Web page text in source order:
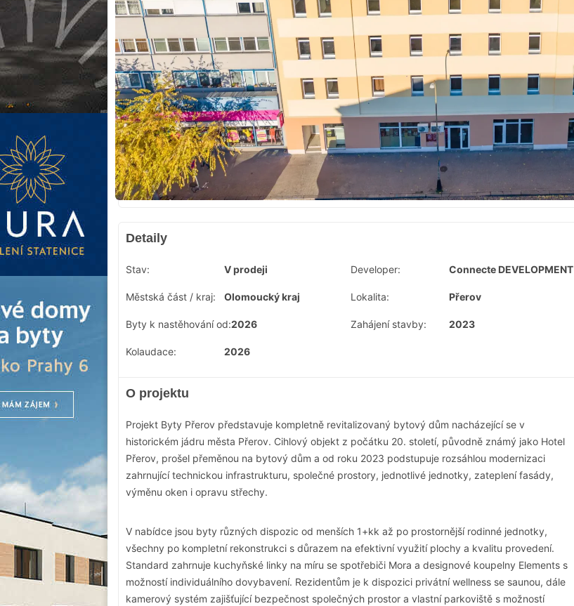
Detaily
Stav: V prodeji Developer: Connecte DEVELOPMENT
Městská část / kraj: Olomoucký kraj Lokalita: Přerov
Byty k nastěhování od:2026 Zahájení stavby: 2023
Kolaudace: 2026
O projektu
Projekt Byty Přerov představuje kompletně revitalizovaný bytový dům nacházející se v
historickém jádru města Přerov. Cihlový objekt z počátku 20. století, původně známý jako Hotel
Přerov, prošel přeměnou na bytový dům a od roku 2023 podstupuje rozsáhlou modernizaci
zahrnující technickou infrastrukturu, společné prostory, jednotlivé jednotky, zateplení fasády,
výměnu oken i opravu střechy.
V nabídce jsou byty různých dispozic od menších 1+kk až po prostornější rodinné jednotky,
všechny po kompletní rekonstrukci s důrazem na efektivní využití plochy a kvalitu provedení.
Standard zahrnuje kuchyňské linky na míru se spotřebiči Mora a designové koupelny Elements s
možností individuálního dovybavení. Rezidentům je k dispozici privátní wellness se saunou, dále
kamerový systém zajišťující bezpečnost společných prostor a vlastní parkoviště s možností